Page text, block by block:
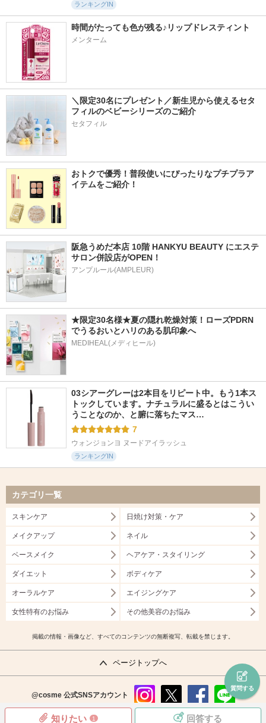
知りたい 1 回答する
質問する
ランキングIN
時間がたっても色が残る♪リップドレスティント
メンターム
＼限定30名にプレゼント／新生児から使えるセタ
フィルのベビーシリーズのご紹介
セタフィル
おトクで優秀！普段使いにぴったりなプチプラア
イテムをご紹介！
阪急うめだ本店 10階 HANKYU BEAUTY にエステ
サロン併設店がOPEN！
アンプルール(AMPLEUR)
★限定30名様★夏の隠れ乾燥対策！ローズPDRN
でうるおいとハリのある肌印象へ
MEDIHEAL(メディヒール)
03シアーグレーは2本目をリピート中。もう1本ス
トックしています。ナチュラルに盛るとはこうい
うことなのか、と腑に落ちたマス…
7
ウォンジョンヨ ヌードアイラッシュ
ランキングIN
カテゴリ一覧
スキンケア 日焼け対策・ケア
メイクアップ ネイル
ベースメイク ヘアケア・スタイリング
ダイエット ボディケア
オーラルケア エイジングケア
女性特有のお悩み その他美容のお悩み
掲載の情報・画像など、すべてのコンテンツの無断複写、転載を禁じます。
ページトップへ
@cosme 公式SNSアカウント
instag
x
faceb
line